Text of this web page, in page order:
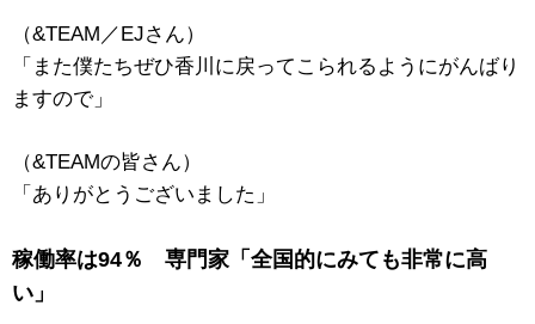
（&TEAM／EJさん）
「また僕たちぜひ香川に戻ってこられるようにがんばり
ますので」
（&TEAMの皆さん）
「ありがとうございました」
稼働率は94％ 専門家「全国的にみても非常に高
い」